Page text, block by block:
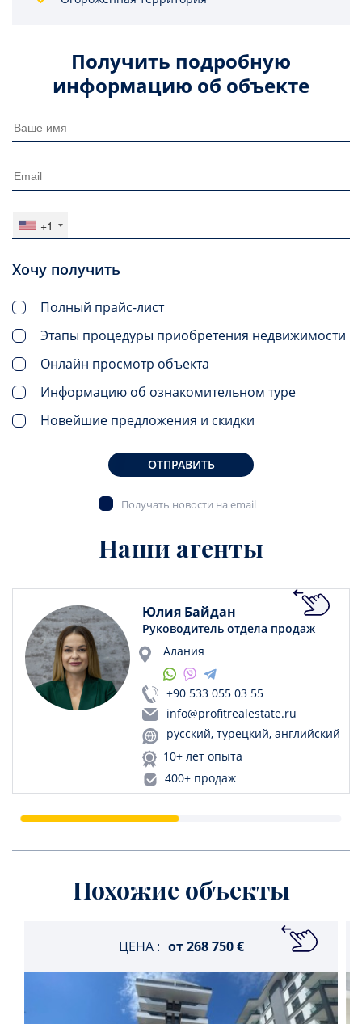
Получить подробную
информацию об объекте
+1
Хочу получить
Полный прайс-лист
Этапы процедуры приобретения недвижимости
Онлайн просмотр объекта
Информацию об ознакомительном туре
Новейшие предложения и скидки
ОТПРАВИТЬ
Получать новости на email
Наши агенты
Юлия Байдан
Руководитель отдела продаж
Алания
+90 533 055 03 55
info@profitrealestate.ru
русский, турецкий, английский
10+ лет опыта
400+ продаж
Похожие объекты
ЦЕНА : от268 750 €